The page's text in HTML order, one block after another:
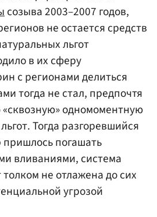
созыва 2003–2007 годов,
не остается средств
льгот
в их сферу
с регионами делиться
тогда не стал, предпочтя
одномоментную
Тогда разгоревшийся
погашать
вливаниями, система
не отлажена до сих
угрозой